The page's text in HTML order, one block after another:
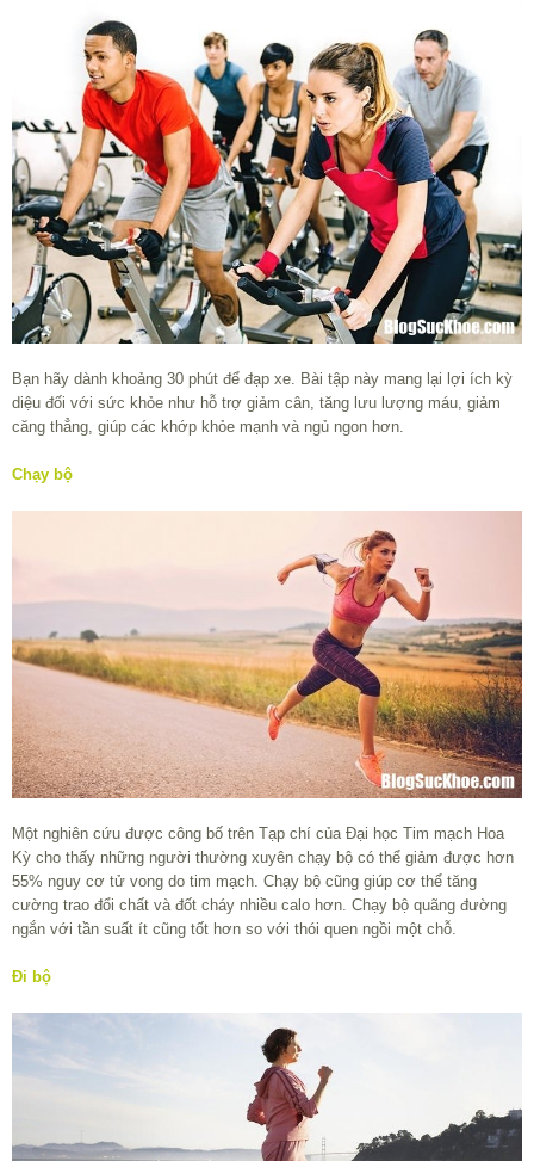
Bạn hãy dành khoảng 30 phút để đạp xe. Bài tập này mang lại lợi ích kỳ
diệu đối với sức khỏe như hỗ trợ giảm cân, tăng lưu lượng máu, giảm
căng thẳng, giúp các khớp khỏe mạnh và ngủ ngon hơn.
Chạy bộ
Một nghiên cứu được công bố trên Tạp chí của Đại học Tim mạch Hoa
Kỳ cho thấy những người thường xuyên chạy bộ có thể giảm được hơn
55% nguy cơ tử vong do tim mạch. Chạy bộ cũng giúp cơ thể tăng
cường trao đổi chất và đốt cháy nhiều calo hơn. Chạy bộ quãng đường
ngắn với tần suất ít cũng tốt hơn so với thói quen ngồi một chỗ.
Đi bộ